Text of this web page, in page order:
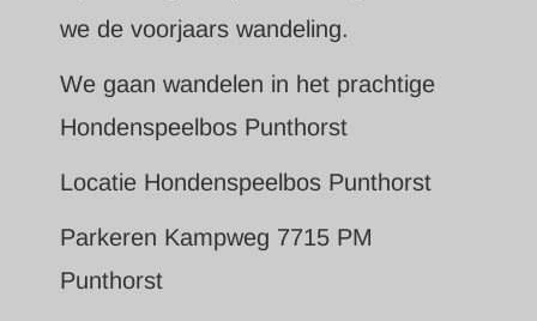
we de voorjaars wandeling.
We gaan wandelen in het prachtige
Hondenspeelbos Punthorst
Locatie Hondenspeelbos Punthorst
Parkeren Kampweg 7715 PM
Punthorst